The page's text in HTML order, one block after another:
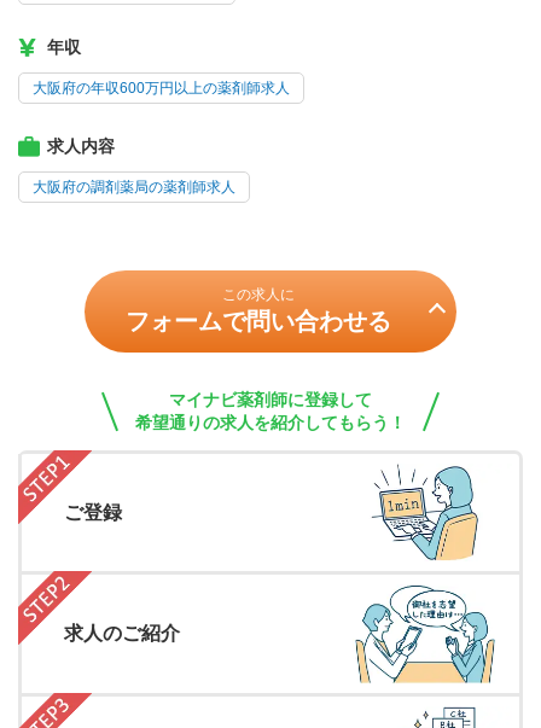
年収
大阪府の年収600万円以上の薬剤師求人
求人内容
大阪府の調剤薬局の薬剤師求人
この求人に
フォームで問い合わせる
マイナビ薬剤師に登録して
希望通りの求人を紹介してもらう！
ご登録
求人のご紹介